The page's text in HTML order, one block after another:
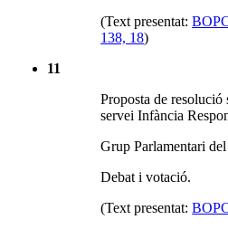
(Text presentat:
138, 18)
11
Proposta de resolució
servei Infància
Grup Parlamentari
Debat i votació.
(Text presentat: